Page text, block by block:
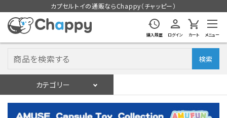
カプセルトイの通販ならChappy（チャッピー）
購入履歴 ログイン カート メニュー
検索
カテゴリー